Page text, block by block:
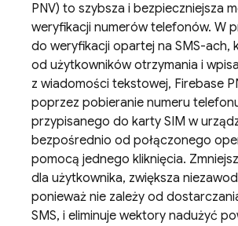
PNV) to szybsza i bezpieczniejsza
weryfikacji numerów telefonów. W
do weryfikacji opartej na SMS-ach,
od użytkowników otrzymania i
z wiadomości tekstowej, Firebase
poprzez pobieranie numeru
przypisanego do karty SIM w
bezpośrednio od połączonego
pomocą jednego kliknięcia.
dla użytkownika, zwiększa
ponieważ nie zależy od
SMS, i eliminuje wektory nadużyć